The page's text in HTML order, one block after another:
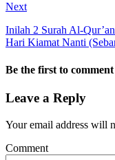
Next
Inilah 2 Surah Al-
Hari Kiamat Nanti
Be the first to comment
Leave a Reply
Your email address will
Comment